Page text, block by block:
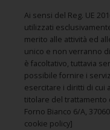
Ai sensi del Reg. UE
utilizzati
merito alle attività ed
unico e non verranno
è facoltativo, tuttavia
possibile fornire i
esercitare i diritti di cui
titolare del trattamento
Forno Bianco 6/A,
cookie policy]